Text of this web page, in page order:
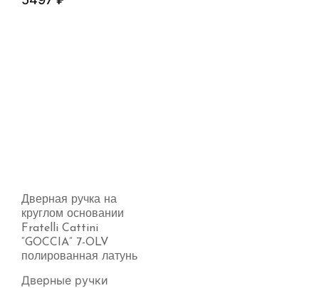
Дверная ручка на
круглом основании
Fratelli Cattini
“GOCCIA” 7-OLV
полированная латунь
Дверные ручки